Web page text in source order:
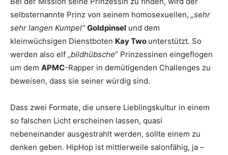
selbsternannte Prinz von seinem homosexuellen, „sehr
sehr langen Kumpel“ Goldpinsel und dem
kleinwüchsigen Dienstboten Kay Two unterstützt. So
werden also elf „bildhübsche“ Prinzessinen eingeflogen
um dem APMC-Rapper in demütigenden Challenges zu
beweisen, dass sie seiner würdig sind.
Dass zwei Formate, die unsere Lieblingskultur in einem
so falschen Licht erscheinen lassen, quasi
nebeneinander ausgestrahlt werden, sollte einem zu
denken geben. HipHop ist mittlerweile salonfähig, ja –